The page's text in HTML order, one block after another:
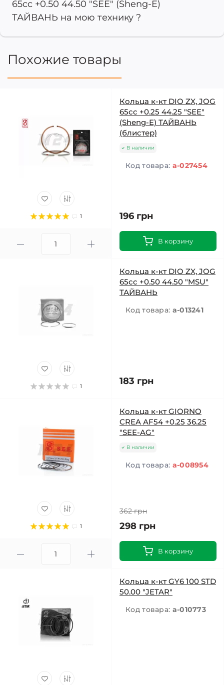
65cc +0.50 44.50 "SEE" (Sheng-E)
ТАЙВАНЬ на мою технику ?
Похожие товары
1
Кольца к-кт DIO ZX, JOG
65cc +0.25 44.25 "SEE"
(Sheng-E) ТАЙВАНЬ
(блистер)
В наличии
Код товара: a-027454
196 грн
В корзину
1
Кольца к-кт DIO ZX, JOG
65cc +0.50 44.50 "MSU"
ТАЙВАНЬ
Код товара: a-013241
183 грн
1
Кольца к-кт GIORNO
CREA AF54 +0.25 36.25
"SEE-AG"
В наличии
Код товара: a-008954
362 грн
298 грн
В корзину
Кольца к-кт GY6 100 STD
50.00 "JETAR"
Код товара: a-010773